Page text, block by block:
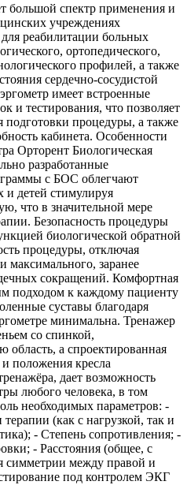
большой спектр применения и
учреждениях
реабилитации больных
ортопедического,
профилей, а также
сердечно-сосудистой
имеет встроенные
и тестирования, что позволяет
подготовки процедуры, а также
кабинета. Особенности
Орторент Биологическая
разработанные
с БОС облегчают
и детей стимулируя
что в значительной мере
Безопасность процедуры
биологической обратной
процедуры, отключая
максимального, заранее
сокращений. Комфортная
подходом к каждому пациенту
суставы благодаря
минимальна. Тренажер
со спинкой,
а спроектированная
положения кресла
дает возможность
любого человека, в том
необходимых параметров: -
(как с нагрузкой, так и
- Степень сопротивления; -
- Расстояния (общее, с
симметрии между правой и
под контролем ЭКГ